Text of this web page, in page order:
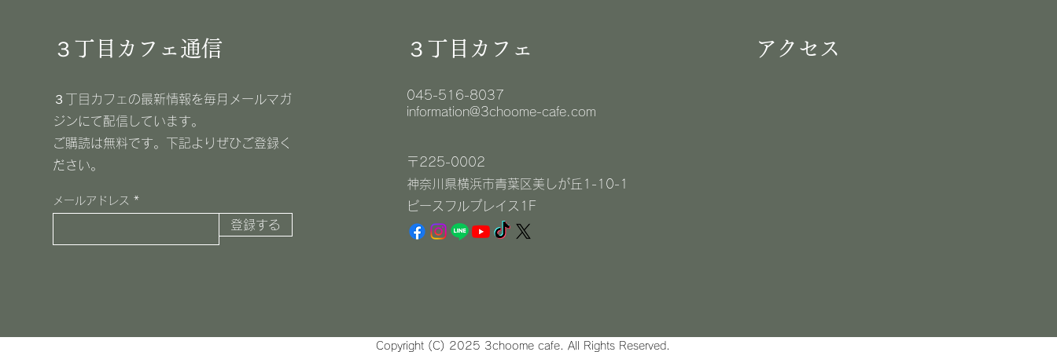
３丁目カフェ通信
３丁目カフェの最新情報を毎月メールマガ
ジンにて配信しています。
​ご購読は無料です。下記よりぜひご登録く
ださい。
メールアドレス
登録する
３丁目カフェ
045-516-8037
information@3choome-cafe.com
〒225-0002
神奈川県横浜市青葉区美しが丘1-10-1
​ピースフルプレイス1F
​アクセス
Copyright (C) 2025 3choome cafe. All Rights Reserved.